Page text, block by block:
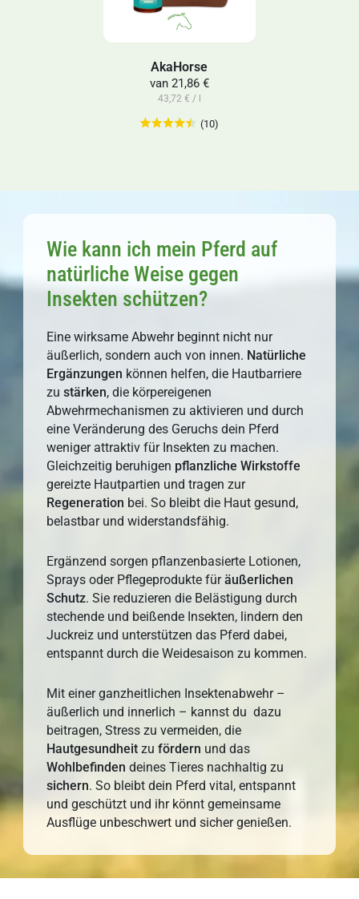
AkaHorse
van21,86 €
43,72 € / l
(10)
Wie kann ich mein Pferd auf
natürliche Weise gegen
Insekten schützen?
Eine wirksame Abwehr beginnt nicht nur
äußerlich, sondern auch von innen. Natürliche
Ergänzungen können helfen, die Hautbarriere
zustärken, die körpereigenen
Abwehrmechanismen zu aktivieren und durch
eine Veränderung des Geruchs dein Pferd
weniger attraktiv für Insekten zu machen.
Gleichzeitig beruhigen pflanzlicheWirkstoffe
gereizte Hautpartien und tragen zur
Regeneration bei. So bleibt die Haut gesund,
belastbar und widerstandsfähig.
Ergänzend sorgen pflanzenbasierte Lotionen,
Sprays oder Pflegeprodukte füräußerlichen
Schutz. Sie reduzieren die Belästigung durch
stechende und beißende Insekten, lindern den
Juckreiz und unterstützen das Pferd dabei,
entspannt durch die Weidesaison zu kommen.
Mit einer ganzheitlichen Insektenabwehr –
äußerlich und innerlich – kannst du dazu
beitragen, Stress zuvermeiden, die
Hautgesundheitzufördern und das
Wohlbefindendeines Tieres nachhaltig zu
sichern. So bleibt dein Pferd vital, entspannt
und geschützt und ihr könnt gemeinsame
Ausflüge unbeschwert und sicher genießen.